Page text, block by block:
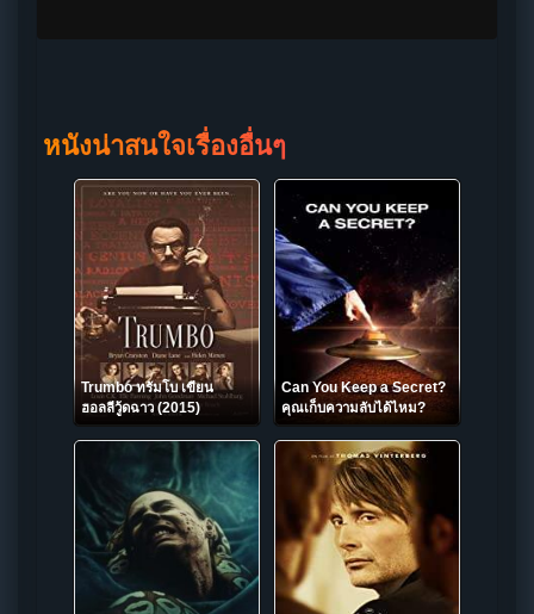
หนังน่าสนใจเรื่องอื่นๆ
Trumbo ทรัมโบ เขียน
ฮอลลีวู้ดฉาว (2015)
Can You Keep a Secret?
คุณเก็บความลับได้ไหม?
(2019)